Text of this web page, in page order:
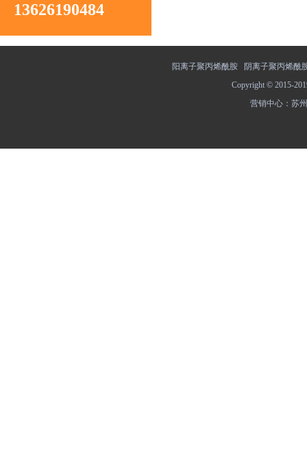
13626190484
阳离子聚丙烯酰胺
阴离子聚丙烯酰
Copyright © 2015-
营销中心：苏